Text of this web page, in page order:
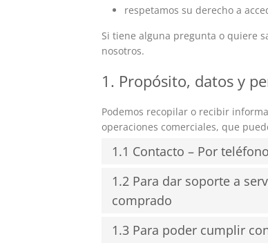
respetamos su derecho a
Si tiene alguna pregunta o quiere
nosotros.
1. Propósito, datos y
Podemos recopilar o recibir
operaciones comerciales, que
1.1 Contacto – Por
1.2 Para dar soporte a
comprado
1.3 Para poder cumplir